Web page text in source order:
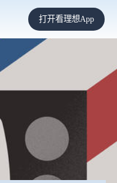
打开看理想App